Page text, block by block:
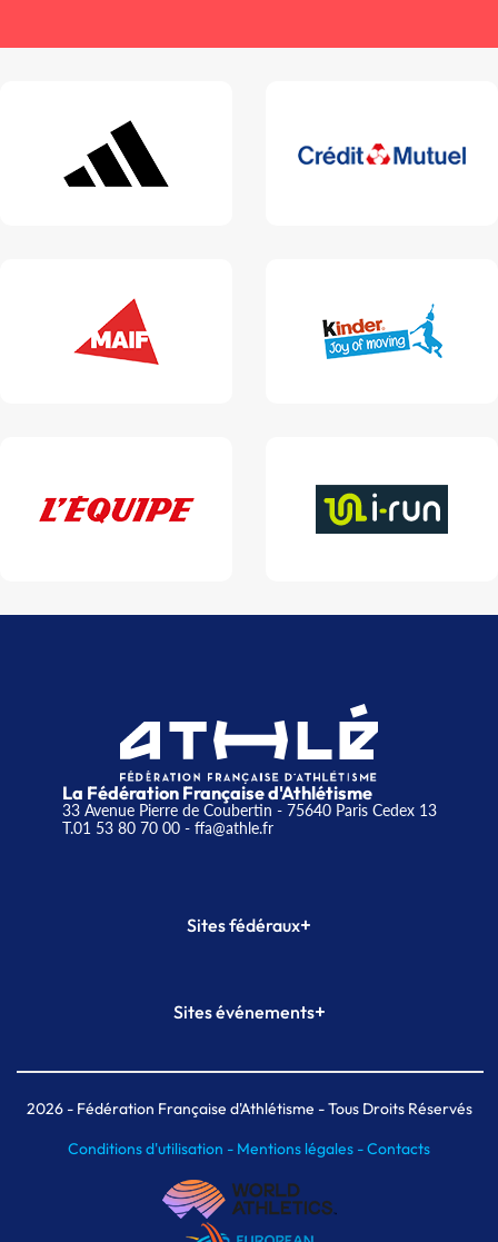
La Fédération Française d'Athlétisme
33 Avenue Pierre de Coubertin - 75640 Paris Cedex 13
T.01 53 80 70 00- ffa@athle.fr
Sites fédéraux+
Plateforme Formation
Sites événements+
Meeting de Paris indoor
MAIF Ekiden de Paris
2026- Fédération Française d'Athlétisme - Tous Droits Réservés
Conditions d'utilisation - Mentions légales -Contacts